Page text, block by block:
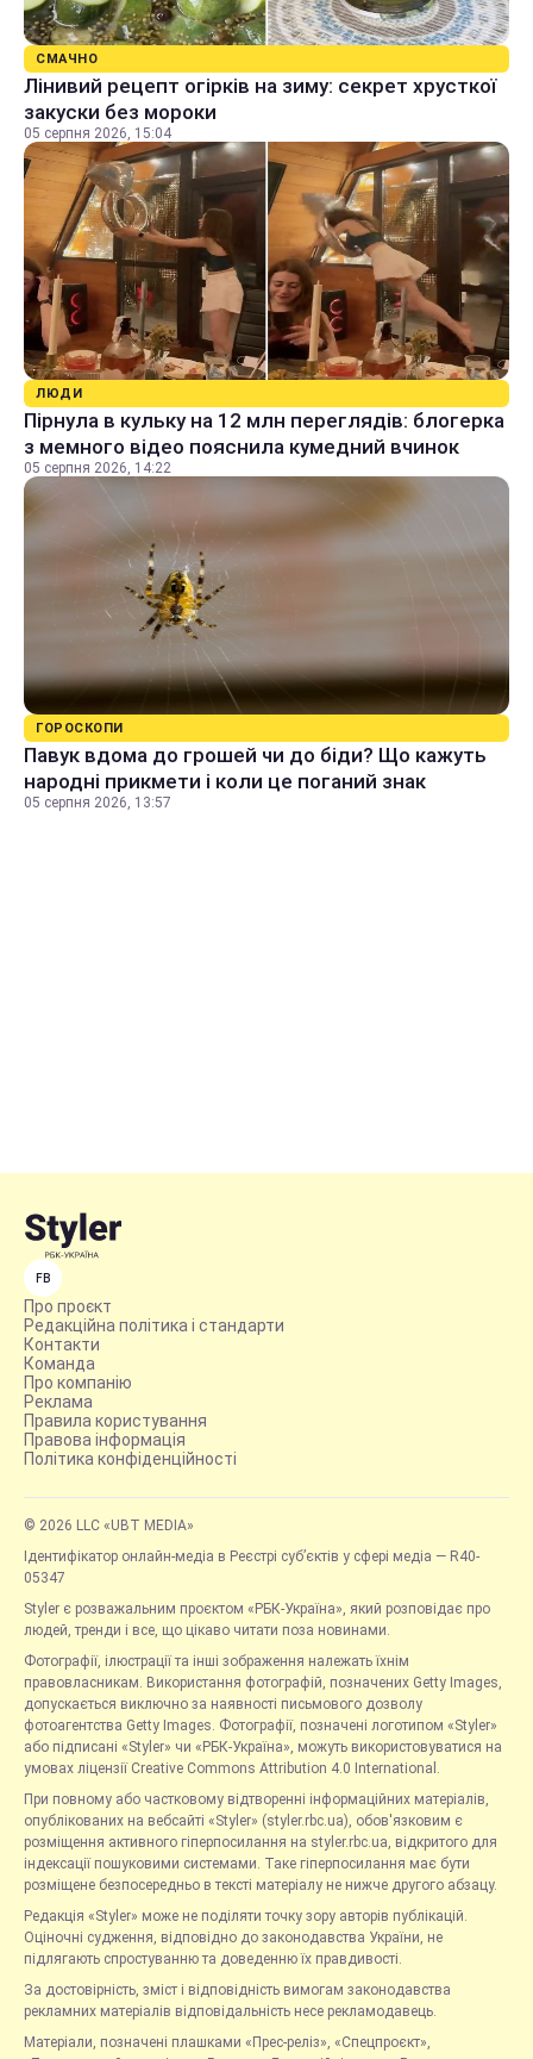
СМАЧНО
Лінивий рецепт огірків на зиму: секрет хрусткої
закуски без мороки
05 серпня 2026, 15:04
ЛЮДИ
Пірнула в кульку на 12 млн переглядів: блогерка
з мемного відео пояснила кумедний вчинок
05 серпня 2026, 14:22
ГОРОСКОПИ
Павук вдома до грошей чи до біди? Що кажуть
народні прикмети і коли це поганий знак
05 серпня 2026, 13:57
FB
Про проєкт
Редакційна політика і стандарти
Контакти
Команда
Про компанію
Реклама
Правила користування
Правова інформація
Політика конфіденційності
© 2026 LLC «UBT MEDIA»
Ідентифікатор онлайн-медіа в Реєстрі суб’єктів у сфері медіа — R40-
05347
Styler є розважальним проєктом «РБК-Україна», який розповідає про
людей, тренди і все, що цікаво читати поза новинами.
Фотографії, ілюстрації та інші зображення належать їхнім
правовласникам. Використання фотографій, позначених Getty Images,
допускається виключно за наявності письмового дозволу
фотоагентства Getty Images. Фотографії, позначені логотипом «Styler»
або підписані «Styler» чи «РБК-Україна», можуть використовуватися на
умовах ліцензії Creative Commons Attribution 4.0 International.
При повному або частковому відтворенні інформаційних матеріалів,
опублікованих на вебсайті «Styler» (styler.rbc.ua), обов'язковим є
розміщення активного гіперпосилання на styler.rbc.ua, відкритого для
індексації пошуковими системами. Таке гіперпосилання має бути
розміщене безпосередньо в тексті матеріалу не нижче другого абзацу.
Редакція «Styler» може не поділяти точку зору авторів публікацій.
Оціночні судження, відповідно до законодавства України, не
підлягають спростуванню та доведенню їх правдивості.
За достовірність, зміст і відповідність вимогам законодавства
рекламних матеріалів відповідальність несе рекламодавець.
Матеріали, позначені плашками «Прес-реліз», «Спецпроєкт»,